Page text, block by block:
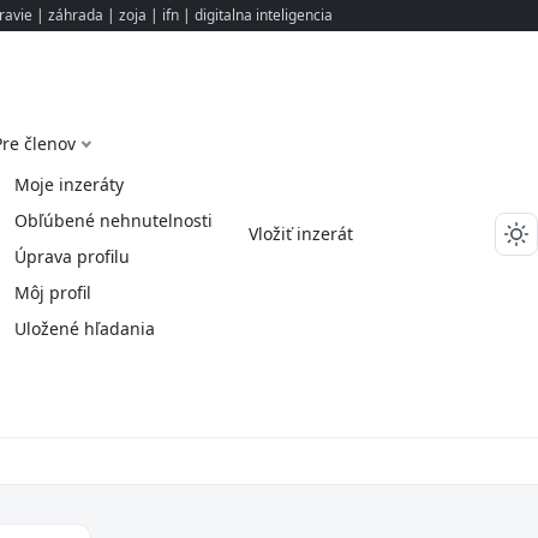
| záhrada | zoja | ifn | digitalna inteligencia
členov
Moje inzeráty
Obľúbené nehnutelnosti
Úprava profilu
Môj profil
Uložené hľadania
Vložiť inzerát